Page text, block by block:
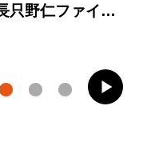
只野仁ファイ…